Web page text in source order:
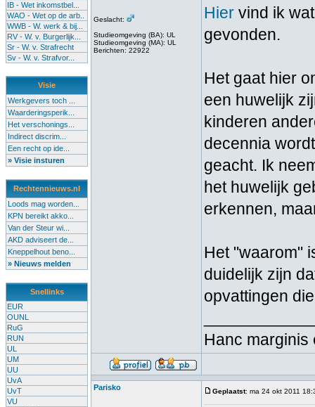
IB - Wet inkomstbel...
WAO - Wet op de arb..
WWB - W. werk & bij...
RV - W. v. Burgerlijk...
Sr - W. v. Strafrecht
Sv - W. v. Strafvor...
Visie
Werkgevers toch ...
Waarderingsperik...
Het verschonings...
Indirect discrim...
Een recht op ide...
» Visie insturen
Rechtennieuws.nl
Loods mag worden...
KPN bereikt akko...
Van der Steur wi...
AKD adviseert de...
Kneppelhout beno...
» Nieuws melden
Snellinks
EUR
OUNL
RuG
RUN
UL
UM
UU
UvA
UvT
VU
Geslacht:
Studieomgeving (BA): UL
Studieomgeving (MA): UL
Berichten: 22922
Hier vind ik
gevonden.
Het gaat hier
een huwelijk
kinderen
decennia
geacht. Ik
het huwelijk
erkennen,
Het "waarom"
duidelijk zijn
opvattingen
Hanc marginis
Parisko Geplaatst: ma 24 okt 2011